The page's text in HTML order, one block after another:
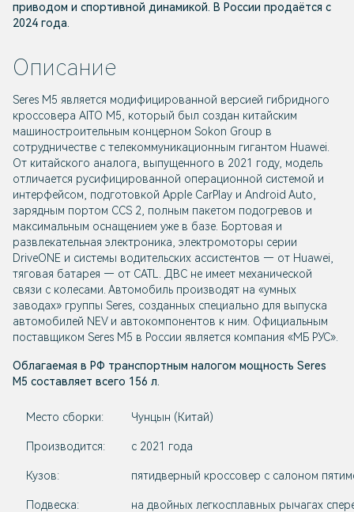
приводом и спортивной динамикой. В России продаётся с
2024 года.
Описание
Seres М5 является модифицированной версией гибридного
кроссовера AITO M5, который был создан китайским
машиностроительным концерном Sokon Group в
сотрудничестве с телекоммуникационным гигантом Huawei.
От китайского аналога, выпущенного в 2021 году, модель
отличается русифицированной операционной системой и
интерфейсом, подготовкой Apple CarPlay и Android Auto,
зарядным портом CCS 2, полным пакетом подогревов и
максимальным оснащением уже в базе. Бортовая и
развлекательная электроника, электромоторы серии
DriveONE и системы водительских ассистентов — от Huawei,
тяговая батарея — от CATL. ДВС не имеет механической
связи с колесами. Автомобиль производят на «умных
заводах» группы Seres, созданных специально для выпуска
автомобилей NEV и автокомпонентов к ним. Официальным
поставщиком Seres М5 в России является компания «МБ РУС».
Облагаемая в РФ транспортным налогом мощность Seres
M5 составляет всего 156 л.
Место сборки: Чунцын (Китай)
Производится: с 2021 года
Кузов: пятидверный кроссовер с салоном
Подвеска: на двойных легкосплавных рычагах